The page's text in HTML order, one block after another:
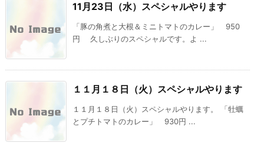
11月23日（水）スペシャルやります
「豚の角煮と大根＆ミニトマトのカレー」 950
円 久しぶりのスペシャルです。よ ...
１１月１８日（火）スペシャルやります
１１月１８日（火）スペシャルやります。 「牡蠣
とプチトマトのカレー」 930円 ...